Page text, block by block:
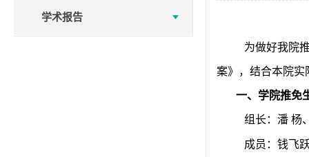
学术报告
为做好我院
案》，结合本院实
一、学院推免
组长：潘 杨
成员：钱飞